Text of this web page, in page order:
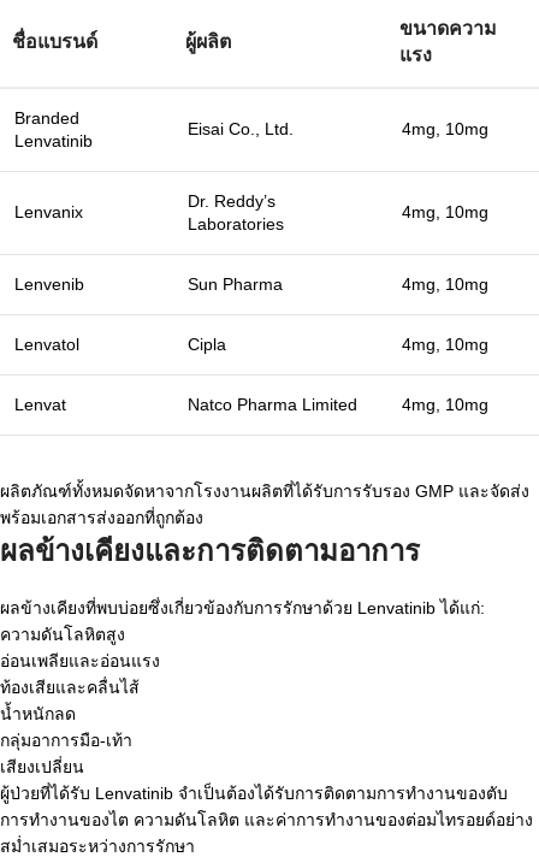
ชื่อแบรนด์ ผู้ผลิต
ขนาดความ
แรง
Branded
Lenvatinib
Eisai Co., Ltd. 4mg, 10mg
Lenvanix
Dr. Reddy’s
Laboratories
4mg, 10mg
Lenvenib Sun Pharma 4mg, 10mg
Lenvatol Cipla 4mg, 10mg
Lenvat Natco Pharma Limited 4mg, 10mg
ผลิตภัณฑ์ทั้งหมดจัดหาจากโรงงานผลิตที่ได้รับการรับรอง GMP และจัดส่ง
พร้อมเอกสารส่งออกที่ถูกต้อง
ผลข้างเคียงและการติดตามอาการ
ผลข้างเคียงที่พบบ่อยซึ่งเกี่ยวข้องกับการรักษาด้วย Lenvatinib ได้แก่:
ความดันโลหิตสูง
อ่อนเพลียและอ่อนแรง
ท้องเสียและคลื่นไส้
น้ำหนักลด
กลุ่มอาการมือ-เท้า
เสียงเปลี่ยน
ผู้ป่วยที่ได้รับ Lenvatinib จำเป็นต้องได้รับการติดตามการทำงานของตับ
การทำงานของไต ความดันโลหิต และค่าการทำงานของต่อมไทรอยด์อย่าง
สม่ำเสมอระหว่างการรักษา